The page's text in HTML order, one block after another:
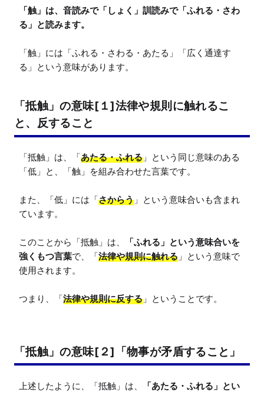
「触」は、音読みで「しょく」訓読みで「ふれる・さわ
る」と読みます。
「触」には「ふれる・さわる・あたる」「広く通達す
る」という意味があります。
「抵触」の意味[１]法律や規則に触れるこ
と、反すること
「抵触」は、「あたる・ふれる 」という同じ意味のある
「低」と、「触」を組み合わせた言葉です。
また、「低」には「さからう 」という意味合いも含まれ
ています。
このことから「抵触」は、
「ふれる」という意味合いを
強くもつ言葉で、「法律や規則に触れる 」という意味で
使用されます。
つまり、「法律や規則に反する 」ということです。
「抵触」の意味[２]「物事が矛盾すること」
上述したように、「抵触」は、
「あたる・ふれる」とい